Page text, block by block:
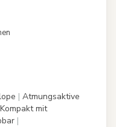
| Atmungsaktive
Kompakt mit
|